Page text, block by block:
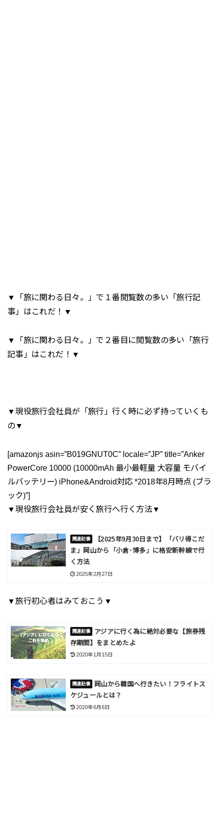
▼「旅に関わる日々。」で１番閲覧数の多い「旅行記
事」はこれだ！▼
▼「旅に関わる日々。」で２番目に閲覧数の多い「旅行
記事」はこれだ！▼
▼現役旅行会社員が「旅行」行く時に必ず持っていくも
の▼
[amazonjs asin=”B019GNUT0C” locale=”JP” title=”Anker
PowerCore 10000 (10000mAh 最小最軽量 大容量 モバイ
ルバッテリー) iPhone&Android対応 *2018年8月時点 (ブラ
ック)”]
▼現役旅行会社員が安く旅行へ行く方法▼
【2025年9月30日まで】「バリ得こだ
ま」岡山から「小倉･博多」に格安新幹線で行
く方法
2025年2月27日
▼旅行初心者はみておこう▼
アジアに行く為に絶対必要な【旅券残
存期間】をまとめたよ
2020年1月15日
岡山から韓国へ行きたい！フライトス
ケジュールとは？
2020年6月6日